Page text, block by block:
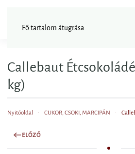
Fő tartalom átugrása
Callebaut Étcsokoládé
kg)
Nyitóoldal CUKOR, CSOKI, MARCIPÁN
ELŐZŐ